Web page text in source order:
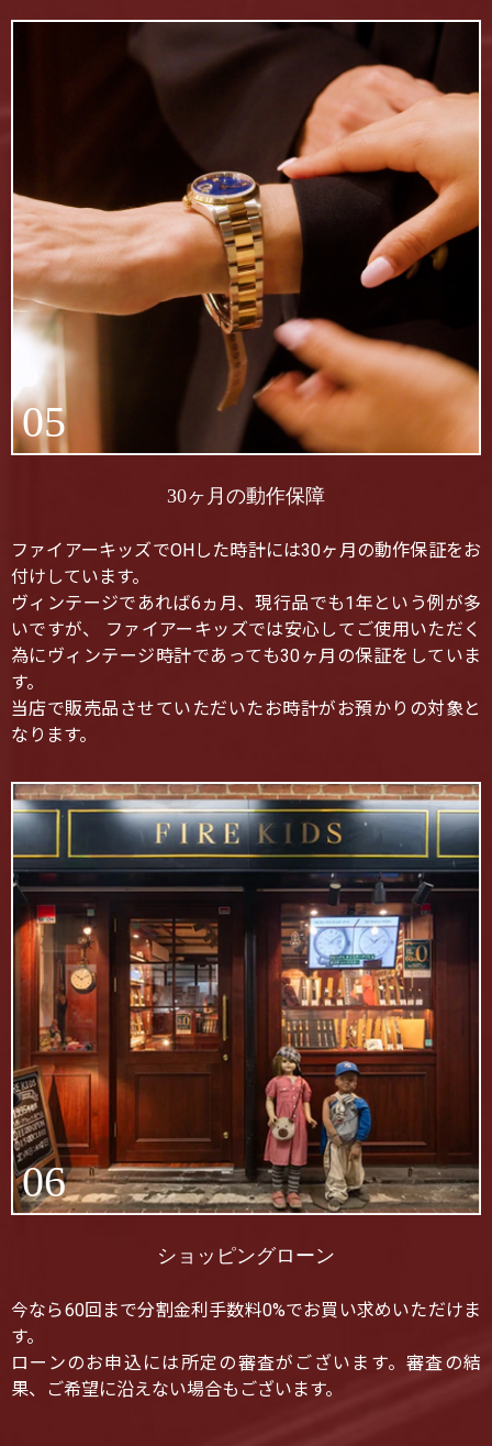
05
30ヶ月の動作保障
ファイアーキッズでOHした時計には30ヶ月の動作保証をお
付けしています。
ヴィンテージであれば6ヵ月、現行品でも1年という例が多
いですが、 ファイアーキッズでは安心してご使用いただく
為にヴィンテージ時計であっても30ヶ月の保証をしていま
す。
当店で販売品させていただいたお時計がお預かりの対象と
なります。
06
ショッピングローン
今なら60回まで分割金利手数料0%でお買い求めいただけま
す。
ローンのお申込には所定の審査がございます。審査の結
果、ご希望に沿えない場合もございます。